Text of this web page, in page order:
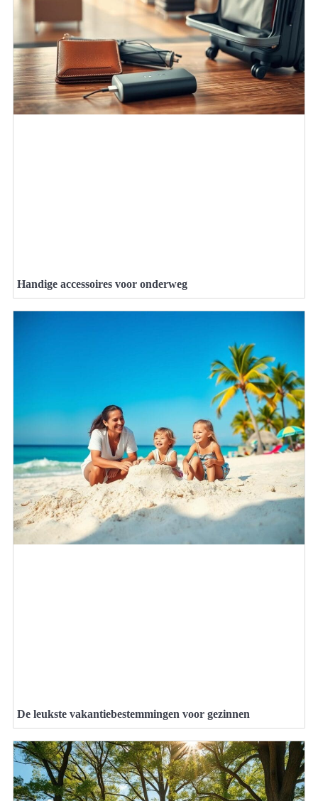
Handige accessoires voor onderweg
De leukste vakantiebestemmingen voor gezinnen